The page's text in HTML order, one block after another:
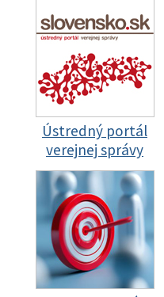
Ústredný portál
verejnej správy